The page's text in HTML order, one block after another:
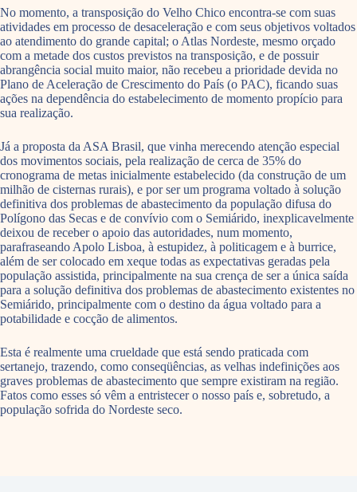
No momento, a transposição do Velho Chico encontra-se com suas
atividades em processo de desaceleração e com seus objetivos voltados
ao atendimento do grande capital; o Atlas Nordeste, mesmo orçado
com a metade dos custos previstos na transposição, e de possuir
abrangência social muito maior, não recebeu a prioridade devida no
Plano de Aceleração de Crescimento do País (o PAC), ficando suas
ações na dependência do estabelecimento de momento propício para
sua realização.
Já a proposta da ASA Brasil, que vinha merecendo atenção especial
dos movimentos sociais, pela realização de cerca de 35% do
cronograma de metas inicialmente estabelecido (da construção de um
milhão de cisternas rurais), e por ser um programa voltado à solução
definitiva dos problemas de abastecimento da população difusa do
Polígono das Secas e de convívio com o Semiárido, inexplicavelmente
deixou de receber o apoio das autoridades, num momento,
parafraseando Apolo Lisboa, à estupidez, à politicagem e à burrice,
além de ser colocado em xeque todas as expectativas geradas pela
população assistida, principalmente na sua crença de ser a única saída
para a solução definitiva dos problemas de abastecimento existentes no
Semiárido, principalmente com o destino da água voltado para a
potabilidade e cocção de alimentos.
Esta é realmente uma crueldade que está sendo praticada com
sertanejo, trazendo, como conseqüências, as velhas indefinições aos
graves problemas de abastecimento que sempre existiram na região.
Fatos como esses só vêm a entristecer o nosso país e, sobretudo, a
população sofrida do Nordeste seco.